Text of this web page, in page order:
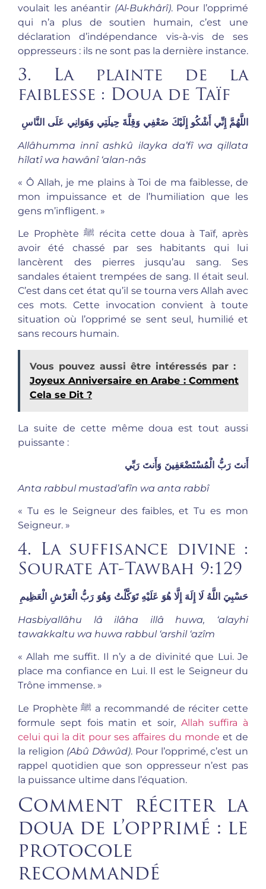
voulait les anéantir (Al-Bukhârî). Pour l’opprimé
qui n’a plus de soutien humain, c’est une
déclaration d’indépendance vis-à-vis de ses
oppresseurs : ils ne sont pas la dernière instance.
3. La plainte de la
faiblesse : Doua de Taïf
اللَّهُمَّ إِنِّي أَشْكُو إِلَيْكَ ضَعْفِي وَقِلَّةَ حِيلَتِي وَهَوَانِي عَلَى النَّاسِ
Allâhumma innî ashkû ilayka da’fî wa qillata
hîlatî wa hawânî ‘alan-nâs
« Ô Allah, je me plains à Toi de ma faiblesse, de
mon impuissance et de l’humiliation que les
gens m’infligent. »
Le Prophète ﷺ récita cette doua à Taïf, après
avoir été chassé par ses habitants qui lui
lancèrent des pierres jusqu’au sang. Ses
sandales étaient trempées de sang. Il était seul.
C’est dans cet état qu’il se tourna vers Allah avec
ces mots. Cette invocation convient à toute
situation où l’opprimé se sent seul, humilié et
sans recours humain.
Vous pouvez aussi être intéressés par :
Joyeux Anniversaire en Arabe : Comment
Cela se Dit ?
La suite de cette même doua est tout aussi
puissante :
أَنتَ رَبُّ الْمُسْتَضْعَفِينَ وَأَنتَ رَبِّي
Anta rabbul mustad’afîn wa anta rabbî
« Tu es le Seigneur des faibles, et Tu es mon
Seigneur. »
4. La suffisance divine :
Sourate At-Tawbah 9:129
حَسْبِيَ اللَّهُ لَا إِلَهَ إِلَّا هُوَ عَلَيْهِ تَوَكَّلْتُ وَهُوَ رَبُّ الْعَرْشِ الْعَظِيمِ
Hasbiyallâhu lâ ilâha illâ huwa, ‘alayhi
tawakkaltu wa huwa rabbul ‘arshil ‘azîm
« Allah me suffit. Il n’y a de divinité que Lui. Je
place ma confiance en Lui. Il est le Seigneur du
Trône immense. »
Le Prophète ﷺ a recommandé de réciter cette
formule sept fois matin et soir, Allah suffira à
celui qui la dit pour ses affaires du monde et de
la religion (Abû Dâwûd). Pour l’opprimé, c’est un
rappel quotidien que son oppresseur n’est pas
la puissance ultime dans l’équation.
Comment réciter la
doua de l’opprimé : le
protocole
recommandé